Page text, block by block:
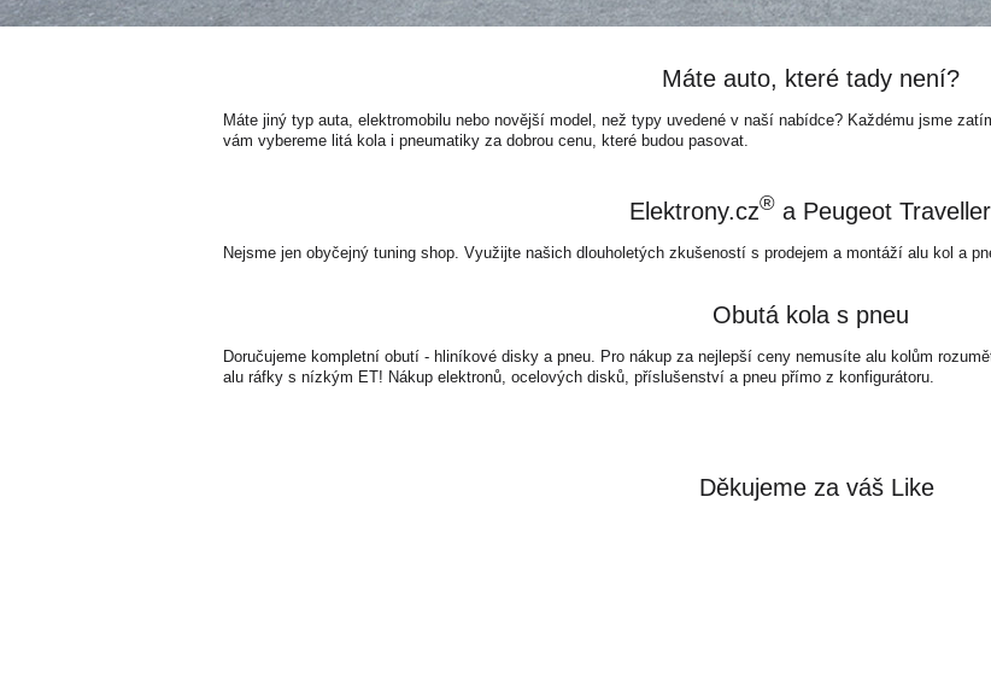
Máte auto, které tady není?
Máte jiný typ auta, elektromobilu nebo novější model, než typy uvedené v naší nabídce? Každému jsme
vám vybereme litá kola i pneumatiky za dobrou cenu, které budou pasovat.
Elektrony.cz® a Peugeot Traveller
Nejsme jen obyčejný tuning shop. Využijte našich dlouholetých zkušeností s prodejem a montáží alu kol a
Obutá kola s pneu
Doručujeme kompletní obutí - hliníkové disky a pneu. Pro nákup za nejlepší ceny nemusíte alu kolům
alu ráfky s nízkým ET! Nákup elektronů, ocelových disků, příslušenství a pneu přímo z konfigurátoru.
Děkujeme za váš Like